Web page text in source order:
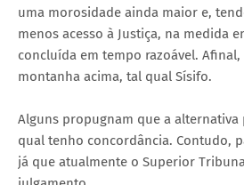
uma morosidade ainda maior e,
menos acesso à Justiça, na medida
concluída em tempo razoável.
montanha acima, tal qual Sísifo.
Alguns propugnam que a alternativa
qual tenho concordância. Contudo,
já que atualmente o Superior